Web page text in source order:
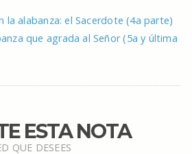
la alabanza: el Sacerdote (4a parte)
que agrada al Señor (5a y última
ESTA NOTA
QUE DESEES